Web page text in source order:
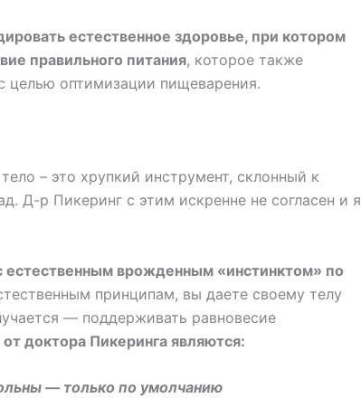
естественное здоровье, при котором
правильного питания, которое также
целью оптимизации пищеварения.
– это хрупкий инструмент, склонный к
Д-р Пикеринг с этим искренне не согласен и я
естественным врожденным «инстинктом» по
принципам, вы даете своему телу
— поддерживать равновесие
доктора Пикеринга являются:
— только по умолчанию